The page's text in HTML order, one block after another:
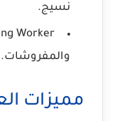
نسيج.
Worker
والمفروشات.
مميزات